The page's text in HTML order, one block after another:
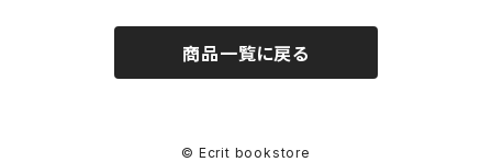
商品一覧に戻る
© Ecrit bookstore